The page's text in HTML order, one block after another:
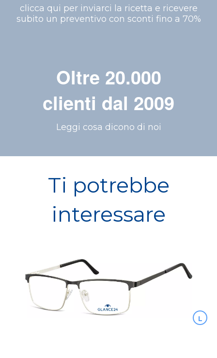
clicca qui per inviarci la ricetta e ricevere
subito un preventivo con sconti fino a 70%
Oltre 20.000
clienti dal 2009
Leggi cosa dicono di noi
Ti potrebbe
interessare
L